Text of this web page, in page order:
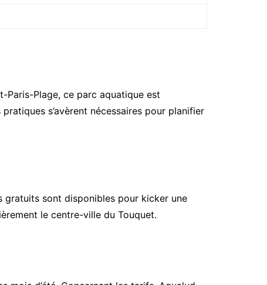
Paris-Plage, ce parc aquatique est
s’avèrent nécessaires pour planifier
gratuits sont disponibles pour kicker une
le centre-ville du Touquet.